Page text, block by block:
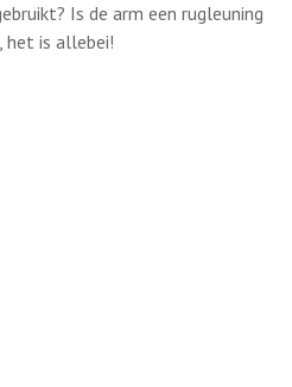
Is de arm een ​​rugleuning
is allebei!